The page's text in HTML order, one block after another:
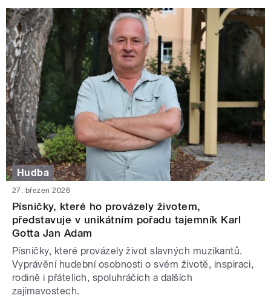
Hudba
27. březen 2026
Písničky, které ho provázely životem,
představuje v unikátním pořadu tajemník Karl
Gotta Jan Adam
Písničky, které provázely život slavných muzikantů.
Vyprávění hudební osobnosti o svém životě, inspiraci,
rodině i přátelích, spoluhráčích a dalších
zajímavostech.